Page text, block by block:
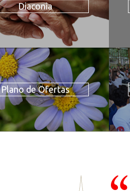
Diaconia
Plano de Ofertas